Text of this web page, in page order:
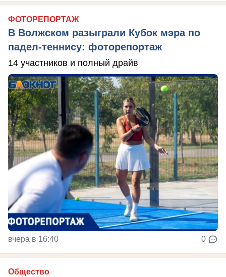
ФОТОРЕПОРТАЖ
В Волжском разыграли Кубок мэра по
падел-теннису: фоторепортаж
14 участников и полный драйв
вчера в 16:40 0
Общество